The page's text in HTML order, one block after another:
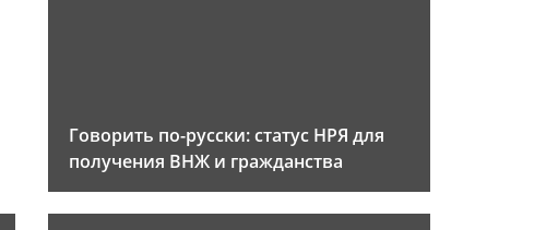
Говорить по-русски: статус НРЯ для
получения ВНЖ и гражданства